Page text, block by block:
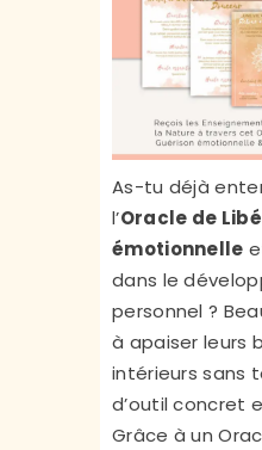
As-tu déjà
l’Oracle de
émotionnelle
dans le
personnel ?
à apaiser leurs
intérieurs sans
d’outil concret
Grâce à un